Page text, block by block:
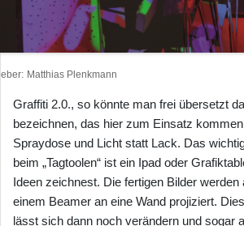
Matthias Plenkmann
Graffiti 2.0., so könnte man frei übersetzt
bezeichnen, das hier zum Einsatz
Spraydose und Licht statt Lack. Das
beim „Tagtoolen“ ist ein Ipad oder
Ideen zeichnest. Die fertigen Bilder
einem Beamer an eine Wand projiziert.
lässt sich dann noch verändern und sogar